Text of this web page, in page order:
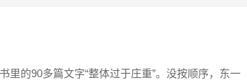
里的90多篇文字“整体过于庄重”。没按顺序，东一